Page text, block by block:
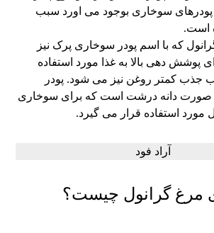
پودرهای سوخاری بوجود می اورد سبب
است.
که با اسم پودر سوخاری پرک نیز
پوشش دهی بالا به غذا مورد استفاده
جذب کمتر روغن نیز می شود. پودر
صورت دانه درشت است که برای سوخاری
استفاده قرار می گیرد.
مرغ گرانول چیست؟